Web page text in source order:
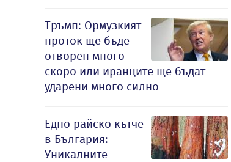
Тръмп: Ормузкият
проток ще бъде
отворен много
скоро или иранците ще бъдат
ударени много силно
Едно райско кътче
в България:
Уникалните